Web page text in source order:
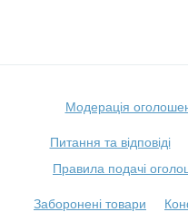
Модерація
Питання та відповіді
Правила подачі
Заборонені товари